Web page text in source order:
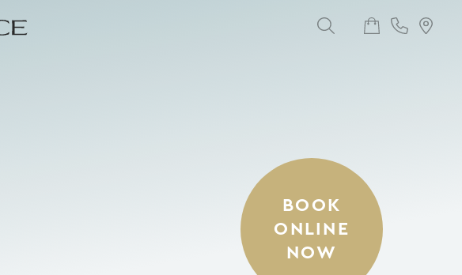
BOOK
ONLINE
NOW